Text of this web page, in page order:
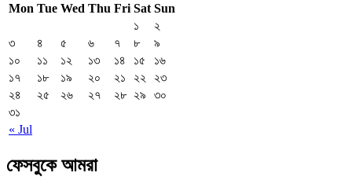
Mon Tue Wed Thu Fri Sat Sun
« Jul
১
২
৩
৪ ৫ ৬ ৭ ৮
৯
১০
১১ ১২ ১৩ ১৪ ১৫
১৬
১৭
১৮ ১৯ ২০ ২১ ২২
২৩
২৪
২৫ ২৬ ২৭ ২৮ ২৯
৩০
৩১
ফেসবুকে আমরা